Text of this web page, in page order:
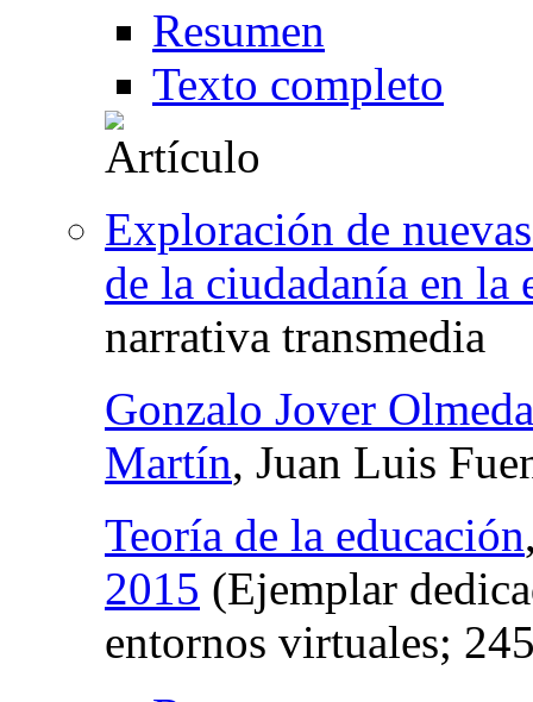
Resumen
Texto completo
Exploración de
de la ciudadanía en la
narrativa transmedia
Gonzalo Jover Olmeda
Martín, Juan Luis
Teoría de la educación
2015 (Ejemplar
entornos virtuales;